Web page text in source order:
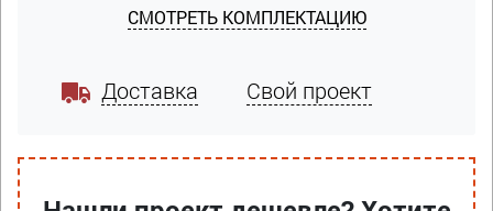
СМОТРЕТЬ КОМПЛЕКТАЦИЮ
Доставка Свой проект